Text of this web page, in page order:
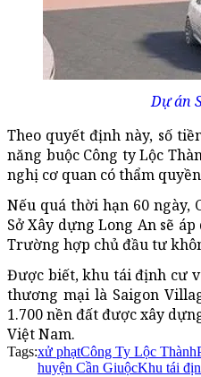
Dự án
Theo quyết định này, số
năng buộc Công ty Lộc
nghị cơ quan có thẩm
Nếu quá thời hạn 60
Sở Xây dựng Long An sẽ
Trường hợp chủ đầu tư
Được biết, khu tái định cư
thương mại là Saigon
1.700 nền đất được xây
Việt Nam.
Tags:xử phạtCông Ty Lộc Thành
huyện Cần GiuộcKhu tái